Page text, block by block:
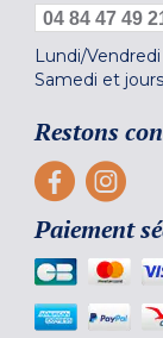
04 84 47 49
Lundi/Vendredi
Samedi et
Restons
Paiement